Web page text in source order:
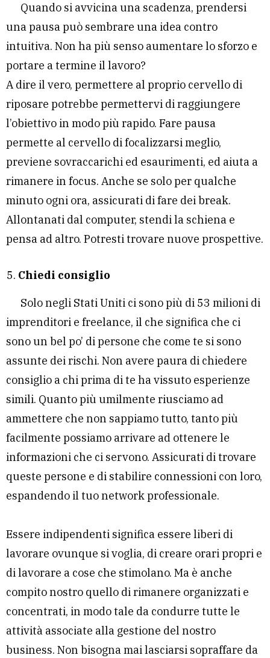
Quando si avvicina una scadenza, prendersi
una pausa può sembrare una idea contro
intuitiva. Non ha più senso aumentare lo sforzo e
portare a termine il lavoro?
A dire il vero, permettere al proprio cervello di
riposare potrebbe permettervi di raggiungere
l’obiettivo in modo più rapido. Fare pausa
permette al cervello di focalizzarsi meglio,
previene sovraccarichi ed esaurimenti, ed aiuta a
rimanere in focus. Anche se solo per qualche
minuto ogni ora, assicurati di fare dei break.
Allontanati dal computer, stendi la schiena e
pensa ad altro. Potresti trovare nuove prospettive.
Chiedi consiglio
Solo negli Stati Uniti ci sono più di 53 milioni di
imprenditori e freelance, il che significa che ci
sono un bel po’ di persone che come te si sono
assunte dei rischi. Non avere paura di chiedere
consiglio a chi prima di te ha vissuto esperienze
simili. Quanto più umilmente riusciamo ad
ammettere che non sappiamo tutto, tanto più
facilmente possiamo arrivare ad ottenere le
informazioni che ci servono. Assicurati di trovare
queste persone e di stabilire connessioni con loro,
espandendo il tuo network professionale.
Essere indipendenti significa essere liberi di
lavorare ovunque si voglia, di creare orari propri e
di lavorare a cose che stimolano. Ma è anche
compito nostro quello di rimanere organizzati e
concentrati, in modo tale da condurre tutte le
attività associate alla gestione del nostro
business. Non bisogna mai lasciarsi sopraffare da